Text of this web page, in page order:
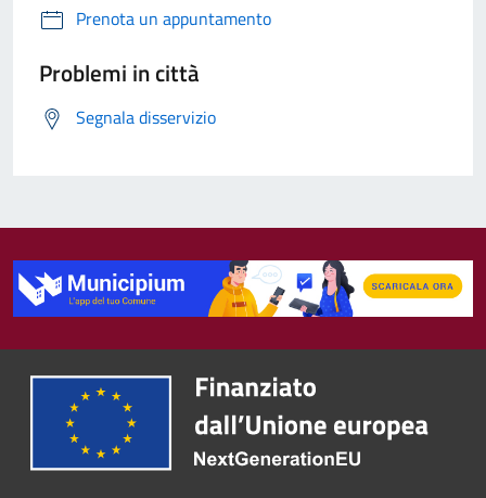
Prenota un appuntamento
Problemi in città
Segnala disservizio